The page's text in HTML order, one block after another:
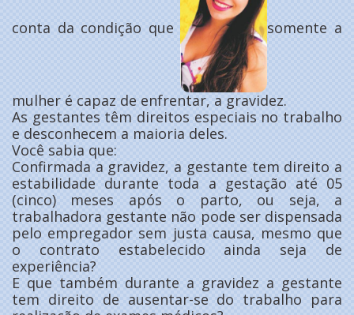
conta da condição que somente a
mulher é capaz de enfrentar, a gravidez.
As gestantes têm direitos especiais no trabalho
e desconhecem a maioria deles.
Você sabia que:
Confirmada a gravidez, a gestante tem direito a
estabilidade durante toda a gestação até 05
(cinco) meses após o parto, ou seja, a
trabalhadora gestante não pode ser dispensada
pelo empregador sem justa causa, mesmo que
o contrato estabelecido ainda seja de
experiência?
E que também durante a gravidez a gestante
tem direito de ausentar-se do trabalho para